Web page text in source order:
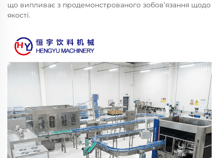
що випливає з продемонстрованого зобов’язання щодо
якості.